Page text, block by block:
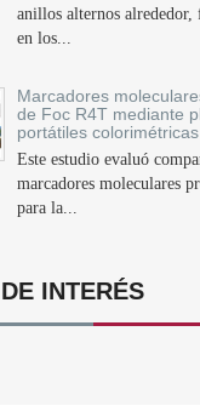
anillos alternos alrededor,
en los...
Marcadores
de Foc R4T mediante
portátiles
Este estudio evaluó
marcadores moleculares
para la...
INTERÉS